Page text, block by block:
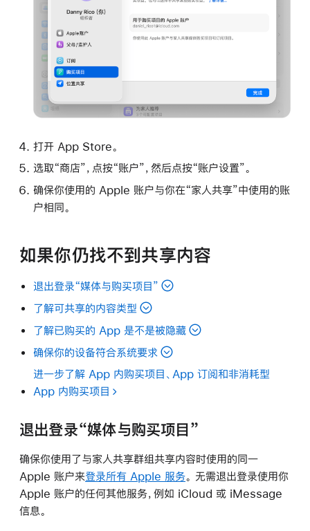
打开 App Store。
选取“商店”，点按“账户”，然后点按“账户设置”。
确保你使用的 Apple 账户与你在“家人共享”中使用的账
户相同。
如果你仍找不到共享内容
退出登录“媒体与购买项目”
了解可共享的内容类型
了解已购买的 App 是不是被隐藏
确保你的设备符合系统要求
进一步了解 App 内购买项目、App 订阅和非消耗型
App 内购买项目
退出登录“媒体与购买项目”
确保你使用了与家人共享群组共享内容时使用的同一
Apple 账户来登录所有 Apple 服务。 无需退出登录使用你
Apple 账户的任何其他服务，例如 iCloud 或 iMessage
信息。